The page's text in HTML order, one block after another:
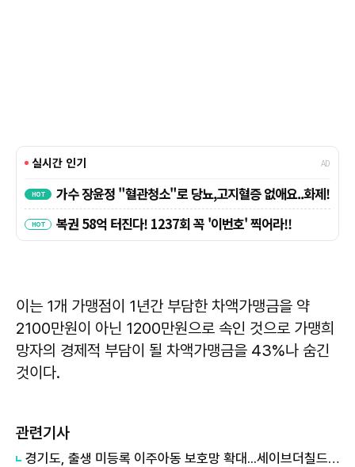
이는 1개 가맹점이 1년간 부담한 차액가맹금을 약
2100만원이 아닌 1200만원으로 속인 것으로 가맹희
망자의 경제적 부담이 될 차액가맹금을 43%나 숨긴
것이다.
관련기사
경기도, 출생 미등록 이주아동 보호망 확대...세이브더칠드런 등 4곳과 협약